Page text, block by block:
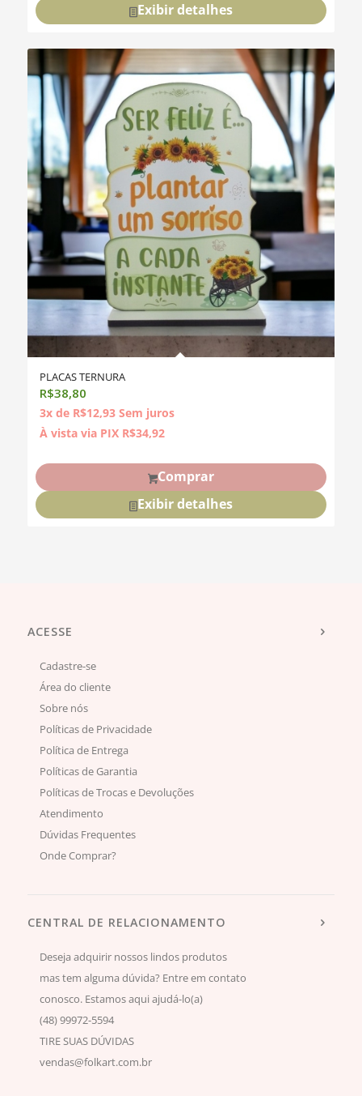
Exibir detalhes
PLACAS TERNURA
R$38,80
3x de R$12,93 Sem juros
À vista via PIX R$34,92
Comprar
Exibir detalhes
ACESSE
Cadastre-se
Área do cliente
Sobre nós
Políticas de Privacidade
Política de Entrega
Políticas de Garantia
Políticas de Trocas e Devoluções
Atendimento
Dúvidas Frequentes
Onde Comprar?
CENTRAL DE RELACIONAMENTO
Deseja adquirir nossos lindos produtos
mas tem alguma dúvida? Entre em contato
conosco. Estamos aqui ajudá-lo(a)
(48) 99972-5594
TIRE SUAS DÚVIDAS
vendas@folkart.com.br